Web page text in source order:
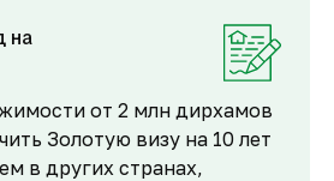
на
от 2 млн дирхамов
Золотую визу на 10 лет
в других странах,